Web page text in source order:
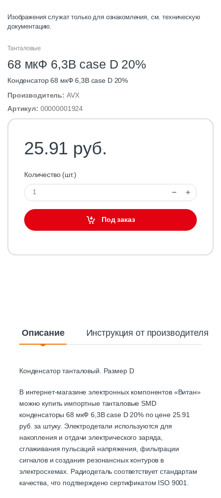
Изображения служат только для ознакомления, см. техническую
документацию.
Танталовые
68 мкФ 6,3В case D 20%
Конденсатор 68 мкФ 6,3В case D 20%
Производитель: AVX
Артикул: 00000001924
25.91 руб.
Количество (шт.)
Под заказ
Описание Инструкция от производителя
Конденсатор танталовый. Размер D
В интернет-магазине электронных компонентов «Витан»
можно купить импортные танталовые SMD
конденсаторы 68 мкФ 6,3В case D 20% по цене 25.91
руб. за штуку. Электродетали используются для
накопления и отдачи электрического заряда,
сглаживания пульсаций напряжения, фильтрации
сигналов и создания резонансных контуров в
электросхемах. Радиодеталь соответствует стандартам
качества, что подтверждено сертификатом ISO 9001.